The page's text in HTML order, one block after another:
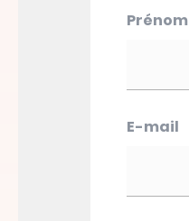
Prénom
E-mail